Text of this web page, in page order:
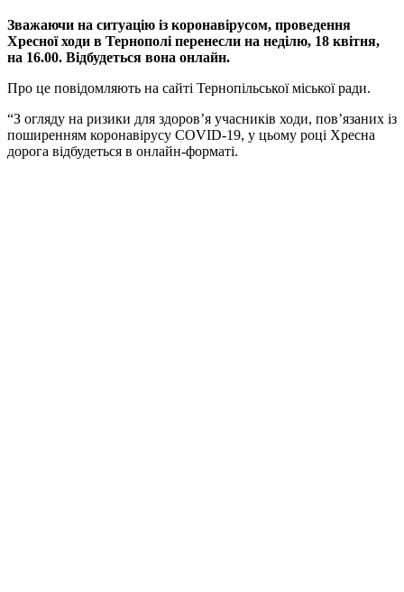
Зважаючи на ситуацію із коронавірусом, проведення
Хресної ходи в Тернополі перенесли на неділю, 18 квітня,
на 16.00. Відбудеться вона онлайн.
Про це повідомляють на сайті Тернопільської міської ради.
“З огляду на ризики для здоров’я учасників ходи, пов’язаних із
поширенням коронавірусу COVID-19, у цьому році Хресна
дорога відбудеться в онлайн-форматі.